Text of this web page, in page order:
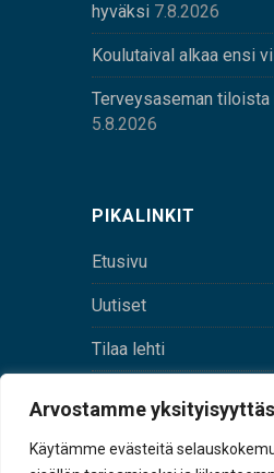
Arvostamme
Käytämme evästeitä
hyväksi 7.8.2026
Koulutaival alkaa ensi
Terveysaseman tiloista
5.8.2026
PIKALINKIT
Etusivu
Uutiset
Tilaa lehti